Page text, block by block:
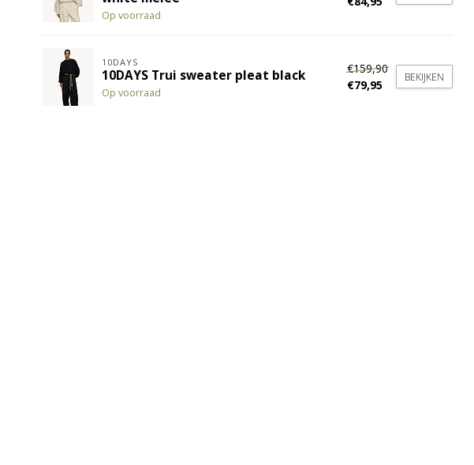
Op voorraad
10DAYS
10DAYS Trui sweater pleat black
Op voorraad
€159,90
€79,95
BEKIJKEN